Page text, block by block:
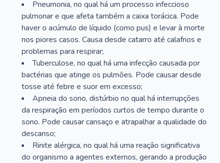
Pneumonia, no qual há um processo infeccioso
pulmonar e que afeta também a caixa torácica. Pode
haver o acúmulo de líquido (como pus) e levar à morte
nos piores casos. Causa desde catarro até calafrios e
problemas para respirar;
Tuberculose, no qual há uma infecção causada por
bactérias que atinge os pulmões. Pode causar desde
tosse até febre e suor em excesso;
Apneia do sono, distúrbio no qual há interrupções
da respiração em períodos curtos de tempo durante o
sono. Pode causar cansaço e atrapalhar a qualidade do
descanso;
Rinite alérgica, no qual há uma reação significativa
do organismo a agentes externos, gerando a produção